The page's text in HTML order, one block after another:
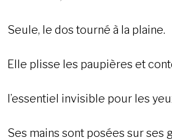
Seule, le dos tourné à la plaine.
Elle plisse les paupières et
l’essentiel invisible pour les
Ses mains sont posées sur ses